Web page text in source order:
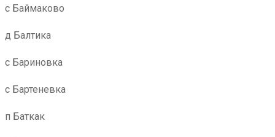
с Баймаково
д Балтика
с Бариновка
с Бартеневка
п Баткак